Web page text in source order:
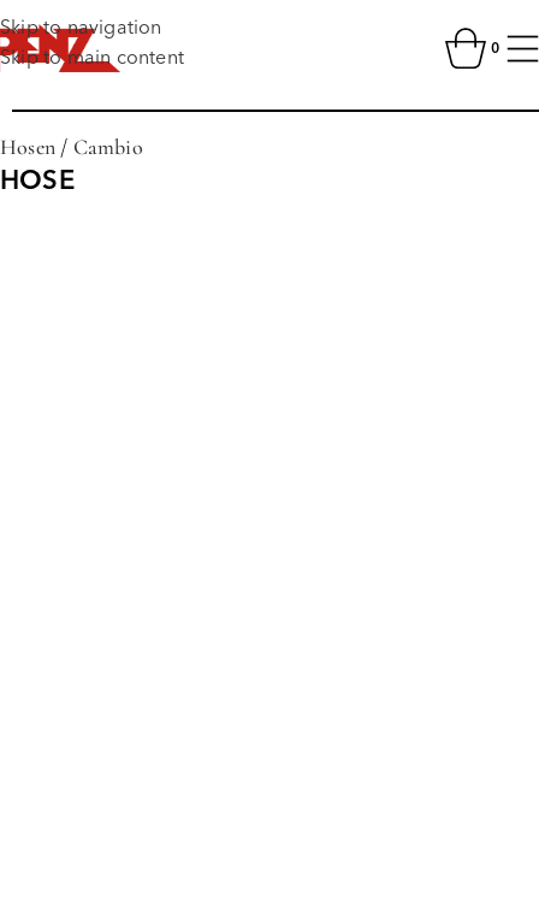
Skip to navigation
Skip to main content
0
Hosen / Cambio
HOSE